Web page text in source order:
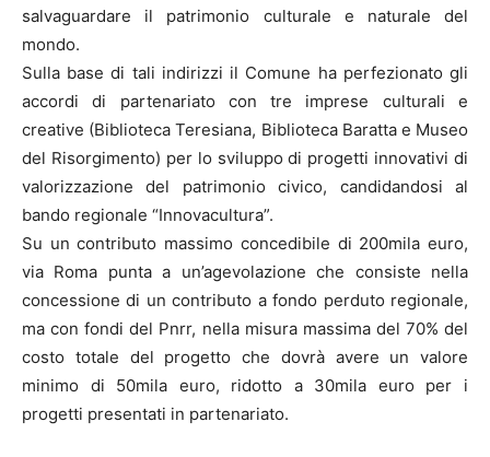
salvaguardare il patrimonio culturale e naturale del
mondo.
Sulla base di tali indirizzi il Comune ha perfezionato gli
accordi di partenariato con tre imprese culturali e
creative (Biblioteca Teresiana, Biblioteca Baratta e Museo
del Risorgimento) per lo sviluppo di progetti innovativi di
valorizzazione del patrimonio civico, candidandosi al
bando regionale “Innovacultura”.
Su un contributo massimo concedibile di 200mila euro,
via Roma punta a un’agevolazione che consiste nella
concessione di un contributo a fondo perduto regionale,
ma con fondi del Pnrr, nella misura massima del 70% del
costo totale del progetto che dovrà avere un valore
minimo di 50mila euro, ridotto a 30mila euro per i
progetti presentati in partenariato.